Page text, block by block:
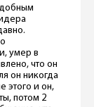
умер в
что он
он никогда
этого и он,
потом 2